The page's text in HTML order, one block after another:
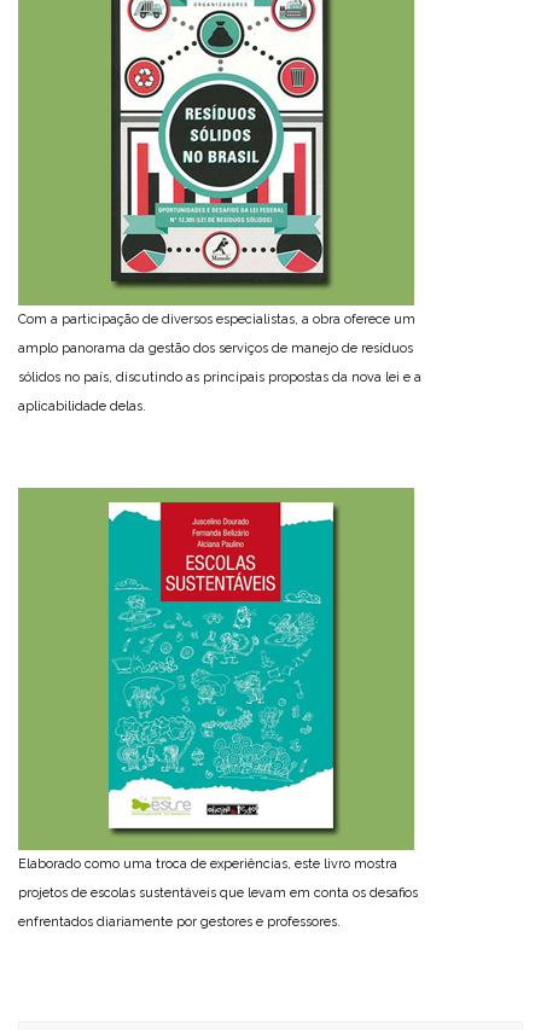
Com a participação de diversos especialistas, a obra oferece um
amplo panorama da gestão dos serviços de manejo de resíduos
sólidos no país, discutindo as principais propostas da nova lei e a
aplicabilidade delas.
Elaborado como uma troca de experiências, este livro mostra
projetos de escolas sustentáveis que levam em conta os desafios
enfrentados diariamente por gestores e professores.